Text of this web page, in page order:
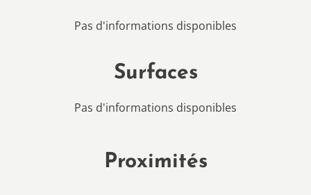
Pas d'informations disponibles
Surfaces
Pas d'informations disponibles
Proximités